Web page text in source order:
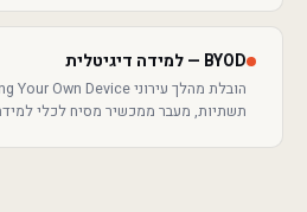
BYOD — למידה דיגיטלית
תשתיות, מעבר ממכשיר מסיח לכלי